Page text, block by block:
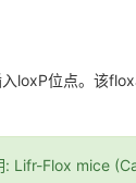
loxP位点。该
: Lifr-Flox mice